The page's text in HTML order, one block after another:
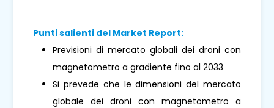
Punti salienti del Market Report:
Previsioni di mercato globali dei droni con
magnetometro a gradiente fino al 2033
Si prevede che le dimensioni del mercato
globale dei droni con magnetometro a